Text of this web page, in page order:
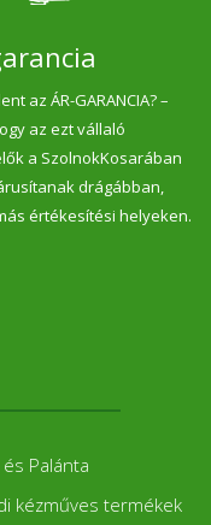
az ÁR-GARANCIA? –
az ezt vállaló
a SzolnokKosarában
drágábban,
értékesítési helyeken.
és Palánta
kézműves termékek